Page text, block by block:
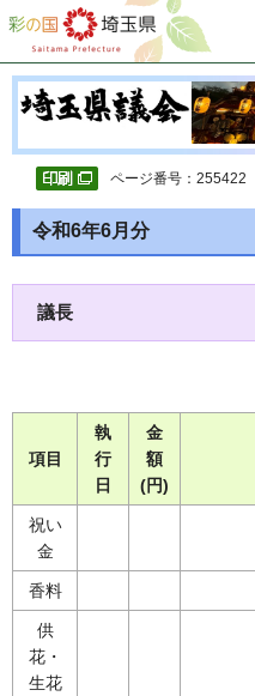
彩の国 埼玉県
ページ番号：255422
令和6年6月分
議長
項目
執
行
日
金
額
(円)
祝い
金
香料
供
花・
生花